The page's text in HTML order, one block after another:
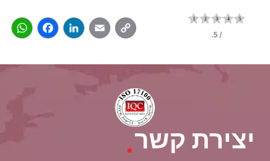
/ 5.
Copy
Link
Email
LinkedIn
יצירת קשר.